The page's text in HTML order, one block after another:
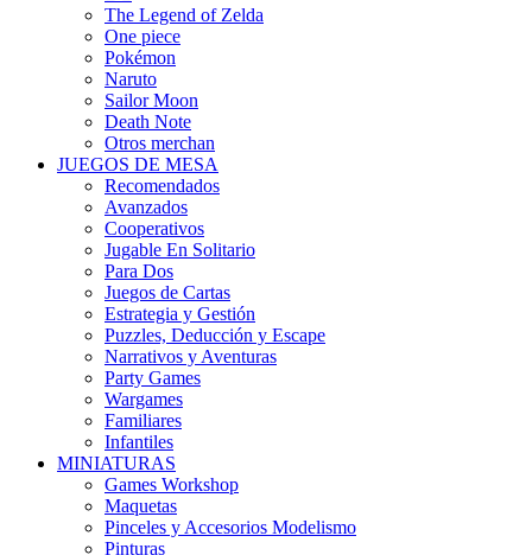
The Legend of Zelda
One piece
Pokémon
Naruto
Sailor Moon
Death Note
Otros merchan
JUEGOS DE MESA
Recomendados
Avanzados
Cooperativos
Jugable En Solitario
Para Dos
Juegos de Cartas
Estrategia y Gestión
Puzzles, Deducción y Escape
Narrativos y Aventuras
Party Games
Wargames
Familiares
Infantiles
MINIATURAS
Games Workshop
Maquetas
Pinceles y Accesorios Modelismo
Pinturas